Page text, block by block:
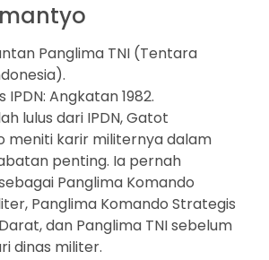
Panglima TNI (Tentara
IPDN: Angkatan 1982.
lulus dari IPDN, Gatot
meniti karir militernya dalam
penting. Ia pernah
Panglima Komando
Panglima Komando Strategis
dan Panglima TNI sebelum
dinas militer.